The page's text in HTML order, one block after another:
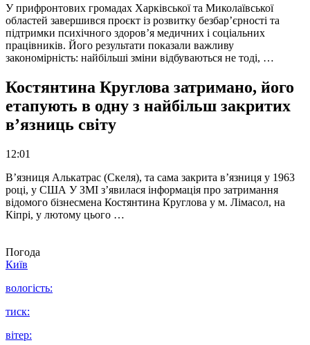
У прифронтових громадах Харківської та Миколаївської
областей завершився проєкт із розвитку безбар’єрності та
підтримки психічного здоров’я медичних і соціальних
працівників. Його результати показали важливу
закономірність: найбільші зміни відбуваються не тоді, …
Костянтина Круглова затримано, його
етапують в одну з найбільш закритих
в’язниць світу
12:01
В’язниця Алькатрас (Скеля), та сама закрита в’язниця у 1963
році, у США У ЗМІ з’явилася інформація про затримання
відомого бізнесмена Костянтина Круглова у м. Лімасол, на
Кіпрі, у лютому цього …
Погода
Київ
вологість:
тиск:
вітер: